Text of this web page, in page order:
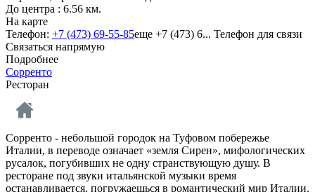
До центра : 6.56 км.
На карте
Телефон: +7 (473) 69-55-85еще +7 (473) 6... Телефон для связи
Связаться напрямую
Подробнее
Сорренто
Ресторан
Сорренто - небольшой городок на Туфовом побережье
Италии, в переводе означает «земля Сирен», мифологических
русалок, погубивших не одну странствующую душу. В
ресторане под звуки итальянской музыки время
останавливается, погружаешься в романтический мир Италии.